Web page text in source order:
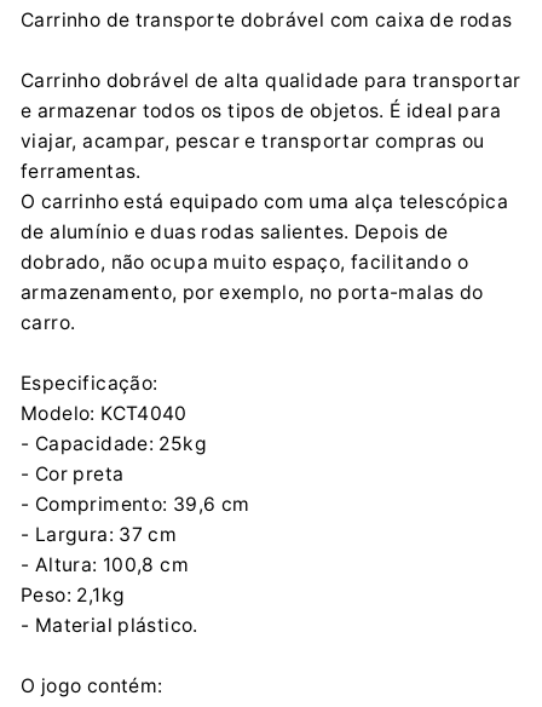
Fabricante:
PROSPERPLAST 1 SPÓŁKA Z O.O.
contact@prosperplast.pl
+48 33 817 70 03
Importador:
PROSPERPLAST 1 SPÓŁKA Z O.O.
Wilkowska 968, 43-378 Rybarzowice
contact@prosperplast.pl
+48 33 817 70 03
Carrinho de transporte dobrável com caixa de rodas
Carrinho dobrável de alta qualidade para transportar
e armazenar todos os tipos de objetos. É ideal para
viajar, acampar, pescar e transportar compras ou
ferramentas.
O carrinho está equipado com uma alça telescópica
de alumínio e duas rodas salientes. Depois de
dobrado, não ocupa muito espaço, facilitando o
armazenamento, por exemplo, no porta-malas do
carro.
Especificação:
Modelo: KCT4040
- Capacidade: 25kg
- Cor preta
- Comprimento: 39,6 cm
- Largura: 37 cm
- Altura: 100,8 cm
Peso: 2,1kg
- Material plástico.
O jogo contém: